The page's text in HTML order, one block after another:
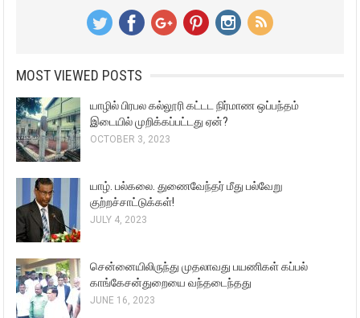
MOST VIEWED POSTS
யாழில் பிரபல கல்லூரி கட்டட நிர்மாண ஒப்பந்தம்
இடையில் முறிக்கப்பட்டது ஏன்?
OCTOBER 3, 2023
யாழ். பல்கலை. துணைவேந்தர் மீது பல்வேறு
குற்றச்சாட்டுக்கள்!
JULY 4, 2023
சென்னையிலிருந்து முதலாவது பயணிகள் கப்பல்
காங்கேசன்துறையை வந்தடைந்தது
JUNE 16, 2023